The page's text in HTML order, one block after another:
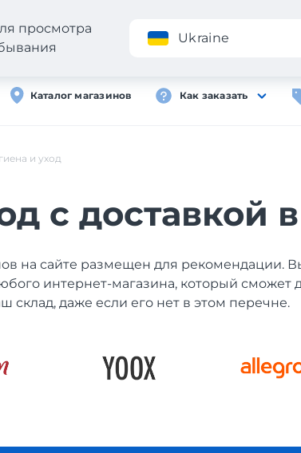
Каталог магазинов Как заказать
просмотра
Ukraine
и уход
с доставкой
на сайте размещен для рекомендации.
интернет-магазина, который сможет
склад, даже если его нет в этом перечне.